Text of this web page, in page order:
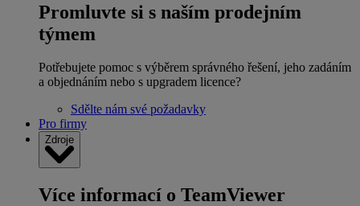
Promluvte si s naším prodejním
týmem
Potřebujete pomoc s výběrem správného řešení, jeho zadáním
a objednáním nebo s upgradem licence?
Sdělte nám své požadavky
Pro firmy
Zdroje
Více informací o TeamViewer